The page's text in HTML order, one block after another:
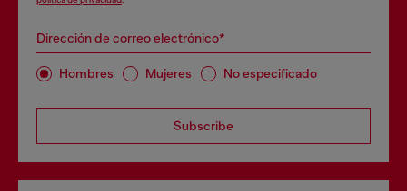
Dirección de correo electrónico*
Hombres Mujeres No especificado
Subscribe